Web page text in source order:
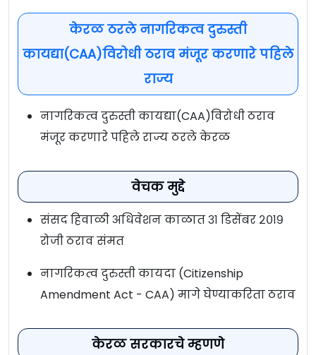
केरळ ठरले नागरिकत्व दुरुस्ती
कायद्या(CAA)विरोधी ठराव मंजूर करणारे पहिले
राज्य
नागरिकत्व दुरुस्ती कायद्या(CAA)विरोधी ठराव
मंजूर करणारे पहिले राज्य ठरले केरळ
वेचक मुद्दे
संसद हिवाळी अधिवेशन काळात ३१ डिसेंबर २०१९
रोजी ठराव संमत
नागरिकत्व दुरुस्ती कायदा (Citizenship
Amendment Act - CAA) मागे घेण्याकरिता ठराव
केरळ सरकारचे म्हणणे